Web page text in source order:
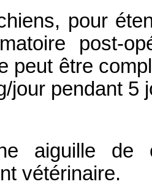
pour
post-
peut être
jour pendant 5
aiguille de
vétérinaire.